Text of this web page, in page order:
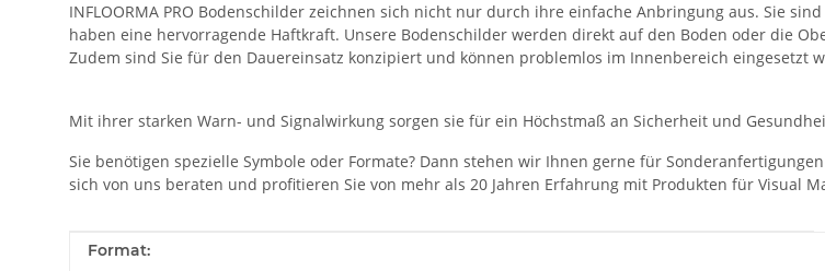
INFLOORMA PRO Bodenschilder zeichnen sich nicht nur durch ihre einfache Anbringung aus. Sie
haben eine hervorragende Haftkraft. Unsere Bodenschilder werden direkt auf den Boden oder die
Zudem sind Sie für den Dauereinsatz konzipiert und können problemlos im Innenbereich eingesetzt
Mit ihrer starken Warn- und Signalwirkung sorgen sie für ein Höchstmaß an Sicherheit und
Sie benötigen spezielle Symbole oder Formate? Dann stehen wir Ihnen gerne für
sich von uns beraten und profitieren Sie von mehr als 20 Jahren Erfahrung mit Produkten für Visual
Produkteigenschaft
Wert
Format: